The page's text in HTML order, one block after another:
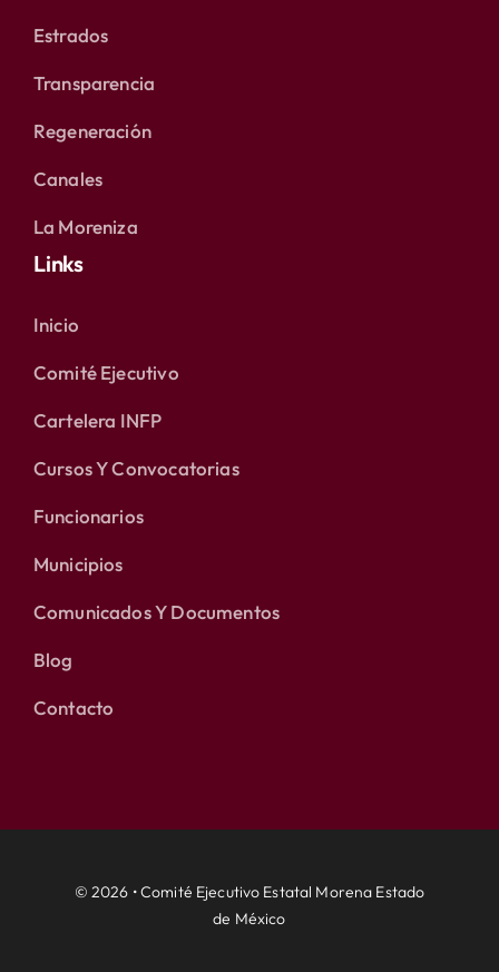
Estrados
Transparencia
Regeneración
Canales
La Moreniza
Links
Inicio
Comité Ejecutivo
Cartelera INFP
Cursos Y Convocatorias
Funcionarios
Municipios
Comunicados Y Documentos
Blog
Contacto
© 2026 • Comité Ejecutivo Estatal Morena Estado
de México